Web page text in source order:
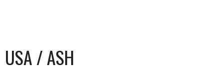
USA / ASH